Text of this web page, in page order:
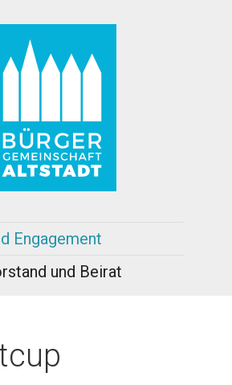
Engagement
und Beirat